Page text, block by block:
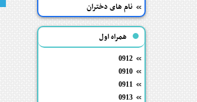
نام های دختران
همراه اول
0912
0910
0911
0913